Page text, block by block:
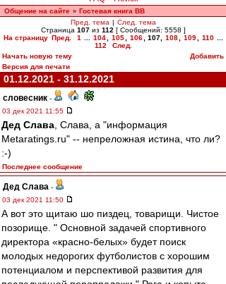
Общение на сайте » Гостевая книга ВВ
Пред. тема | След. тема
Страница 107из 112 [ Сообщений: 5558 ]
На страницу Пред. 1 104 105 106 107 108 109 110
112
След.
Начать новую тему
Добавить
Версия для печати
01.12.2021 - 31.12.2021
словесник -
03 дек 2021 11:55
Дед Слава , Слава, а "информация
Metaratings.ru" -- непреложная истина, что ли?
:-)
Последнее сообщение
Дед Слава -
03 дек 2021 11:50
А вот это щитаю шо пиздец, товарищи. Чистое
позорище. " Основной задачей спортивного
директора «красно-белых» будет поиск
молодых недорогих футболистов с хорошим
потенциалом и перспективой развития для